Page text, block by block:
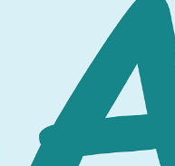
og hjelp